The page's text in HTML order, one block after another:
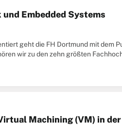
Embedded Systems
geht die FH Dortmund mit dem
wir zu den zehn größten
Machining (VM) in